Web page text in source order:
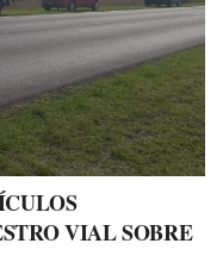
VIAL SOBRE